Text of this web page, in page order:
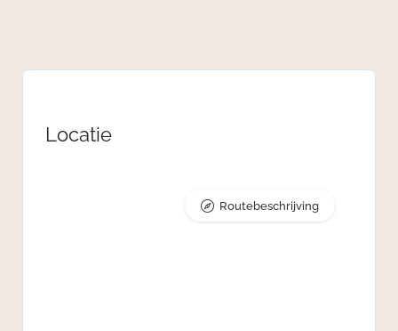
Locatie
Routebeschrijving